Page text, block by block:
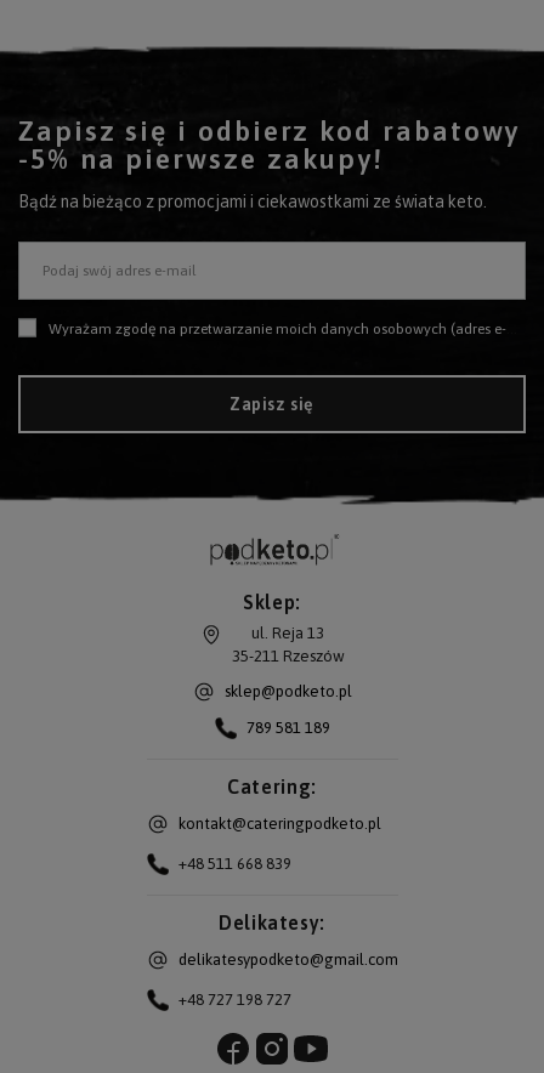
Zapisz się i odbierz kod rabatowy
-5% na pierwsze zakupy!
Bądź na bieżąco z promocjami i ciekawostkami ze świata keto.
Podaj swój adres e-mail
Wyrażam zgodę na przetwarzanie moich danych osobowych (adres e-mail) na potrzeby wysyłki newslettera z informacją handlową (marketing). Więcej w
Zapisz się
Sklep:
ul. Reja 13
35-211 Rzeszów
sklep@podketo.pl
789 581 189
Catering:
kontakt@cateringpodketo.pl
+48 511 668 839
Delikatesy:
delikatesypodketo@gmail.com
+48 727 198 727